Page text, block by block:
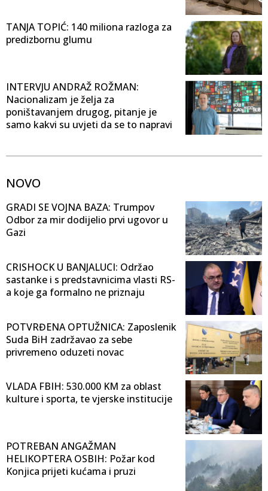
TANJA TOPIĆ: 140 miliona razloga za
predizbornu glumu
INTERVJU ANDRAŽ ROŽMAN:
Nacionalizam je želja za
poništavanjem drugog, pitanje je
samo kakvi su uvjeti da se to napravi
NOVO
GRADI SE VOJNA BAZA: Trumpov
Odbor za mir dodijelio prvi ugovor u
Gazi
CRISHOCK U BANJALUCI: Održao
sastanke i s predstavnicima vlasti RS-
a koje ga formalno ne priznaju
POTVRĐENA OPTUŽNICA: Zaposlenik
Suda BiH zadržavao za sebe
privremeno oduzeti novac
VLADA FBIH: 530.000 KM za oblast
kulture i sporta, te vjerske institucije
POTREBAN ANGAŽMAN
HELIKOPTERA OSBIH: Požar kod
Konjica prijeti kućama i pruzi